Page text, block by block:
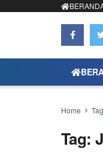
Home Tag
Tag: